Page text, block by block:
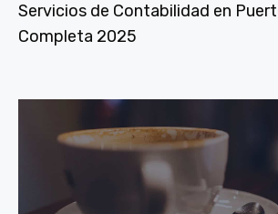
Servicios de Contabilidad en
Completa 2025